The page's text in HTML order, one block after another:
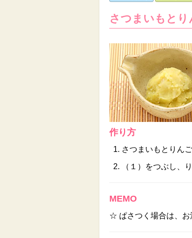
さつまいもと
作り方
さつまいもとりん
（１）をつぶし、
MEMO
☆ ぱさつく場合は、お